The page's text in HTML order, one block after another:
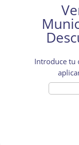
Introduce tu